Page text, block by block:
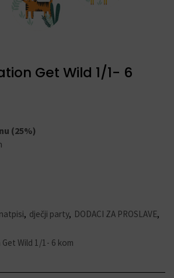
Get Wild 1/1- 6
(25%)
, dječji party, DODACI ZA PROSLAVE,
Wild 1/1- 6 kom